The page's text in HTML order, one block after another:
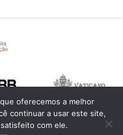
oferecemos a melhor
continuar a usar este site,
com ele.